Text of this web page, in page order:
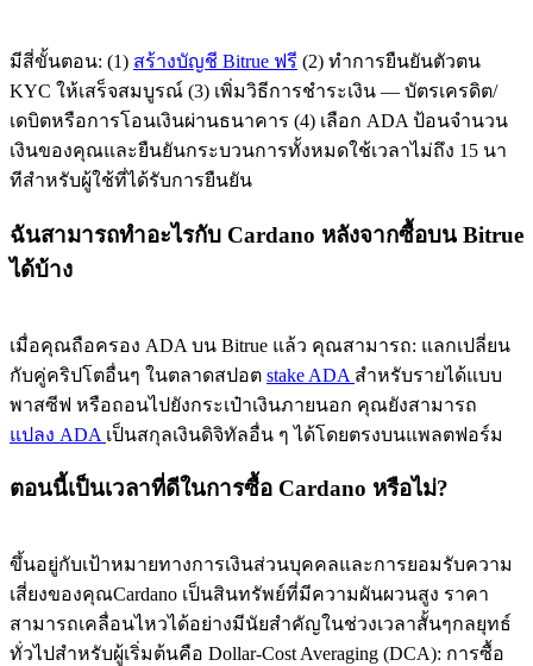
มีสี่ขั้นตอน: (1) สร้างบัญชี Bitrue ฟรี (2) ทําการยืนยันตัวตน
KYC ให้เสร็จสมบูรณ์ (3) เพิ่มวิธีการชําระเงิน — บัตรเครดิต/
เดบิตหรือการโอนเงินผ่านธนาคาร (4) เลือก ADA ป้อนจํานวน
เงินของคุณและยืนยันกระบวนการทั้งหมดใช้เวลาไม่ถึง 15 นา
ทีสําหรับผู้ใช้ที่ได้รับการยืนยัน
ฉันสามารถทําอะไรกับ Cardano หลังจากซื้อบน Bitrue
ได้บ้าง
เมื่อคุณถือครอง ADA บน Bitrue แล้ว คุณสามารถ: แลกเปลี่ยน
กับคู่คริปโตอื่นๆ ในตลาดสปอต stake ADA สําหรับรายได้แบบ
พาสซีฟ หรือถอนไปยังกระเป๋าเงินภายนอก คุณยังสามารถ
แปลง ADA เป็นสกุลเงินดิจิทัลอื่น ๆ ได้โดยตรงบนแพลตฟอร์ม
ตอนนี้เป็นเวลาที่ดีในการซื้อ Cardano หรือไม่?
ขึ้นอยู่กับเป้าหมายทางการเงินส่วนบุคคลและการยอมรับความ
เสี่ยงของคุณCardano เป็นสินทรัพย์ที่มีความผันผวนสูง ราคา
สามารถเคลื่อนไหวได้อย่างมีนัยสําคัญในช่วงเวลาสั้นๆกลยุทธ์
ทั่วไปสําหรับผู้เริ่มต้นคือ Dollar-Cost Averaging (DCA): การซื้อ